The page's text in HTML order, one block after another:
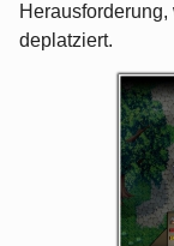
deplatziert.